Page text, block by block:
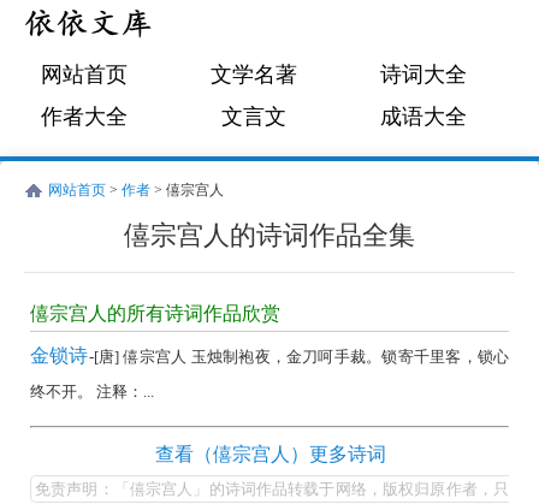
网站首页 文学名著
诗词大全
作者大全
文言文 成语大全
网站首页 > 作者 > 僖宗宫人
僖宗宫人的诗词作品全集
僖
宗
宫
人
词
僖宗宫人的所有诗词作品欣赏
金锁诗-[唐] 僖宗宫人 玉烛制袍夜，金刀呵手裁。锁寄千里客，锁心
终不开。 注释：...
宗
查看（僖宗宫人）更多诗词
免责声明：「僖宗宫人」的诗词作品转载于网络，版权归原作者，只